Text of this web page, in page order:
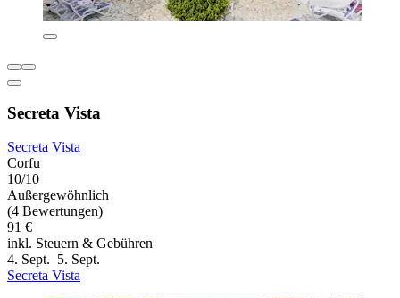
Secreta Vista
Secreta Vista
Corfu
10/10
Außergewöhnlich
(4 Bewertungen)
91 €
inkl. Steuern & Gebühren
4. Sept.–5. Sept.
Secreta Vista